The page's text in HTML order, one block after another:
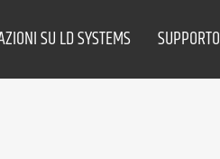
SU LD SYSTEMS SUPPORTO